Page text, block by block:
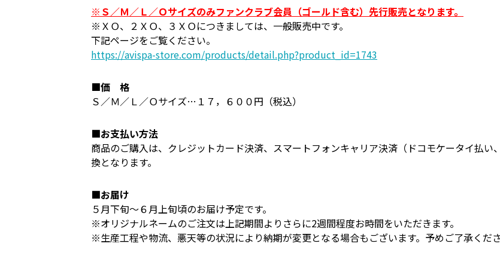
※Ｓ／Ｍ／Ｌ／Ｏサイズのみファンクラブ会員（ゴールド含む）先行販売となります。
※ＸＯ、２ＸＯ、３ＸＯにつきましては、一般販売中です。
下記ページをご覧ください。
https://avispa-store.com/products/detail.php?product_id=1743
■価 格
Ｓ／Ｍ／Ｌ／Ｏサイズ…１７，６００円（税込）
■お支払い方法
商品のご購入は、クレジットカード決済、スマートフォンキャリア決済（ドコモケータイ払
換となります。
■お届け
５月下旬～６月上旬頃のお届け予定です。
※オリジナルネームのご注文は上記期間よりさらに2週間程度お時間をいただきます。
※生産工程や物流、悪天等の状況により納期が変更となる場合もございます。予めご了承くださ